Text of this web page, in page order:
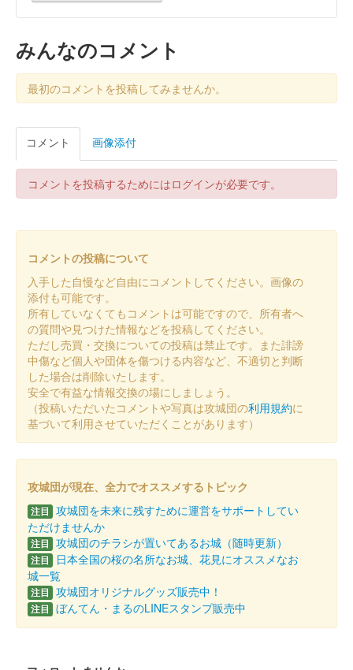
沼田城跡 御城印 昭和百年 十二月版
販売終了
沼田城跡 御城印
沼田城跡 御城印 冬至
販売終了
沼田城址 御城印 十三夜
販売終了
沼田城跡 御城印 七五三
販売終了
沼田城跡 御城印 旧暦（霜月） 2025年版
販売終了
みんなのコメント
最初のコメントを投稿してみませんか。
コメント 画像添付
コメントを投稿するためにはログインが必要です。
コメントの投稿について
入手した自慢など自由にコメントしてください。画像の
添付も可能です。
所有していなくてもコメントは可能ですので、所有者へ
の質問や見つけた情報などを投稿してください。
ただし売買・交換についての投稿は禁止です。また誹謗
中傷など個人や団体を傷つける内容など、不適切と判断
した場合は削除いたします。
安全で有益な情報交換の場にしましょう。
（投稿いただいたコメントや写真は攻城団の利用規約に
基づいて利用させていただくことがあります）
攻城団が現在、全力でオススメするトピック
注目 攻城団を未来に残すために運営をサポートしてい
ただけませんか
注目 攻城団のチラシが置いてあるお城（随時更新）
注目
日本全国の桜の名所なお城、花見にオススメなお
城一覧
注目 攻城団オリジナルグッズ販売中！
注目 ぼんてん・まるのLINEスタンプ販売中